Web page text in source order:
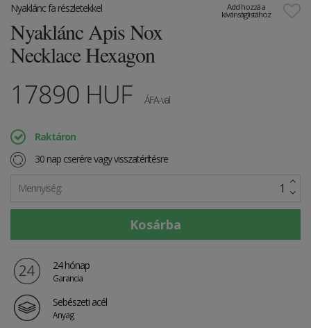
Add hozzá a
kívánságlistához
Nyaklánc fa részletekkel
Nyaklánc Apis Nox
Necklace Hexagon
17890 HUF ÁFA-val
Raktáron
30 nap cserére vagy visszatérítésre
Mennyiség:
24 hónap
Garancia
Sebészeti acél
Anyag